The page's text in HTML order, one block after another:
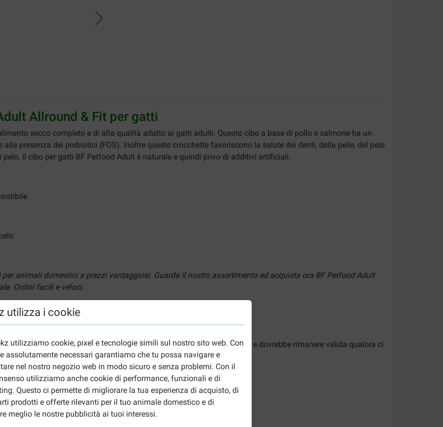
utilizza i cookie
utilizziamo cookie, pixel e tecnologie simili sul nostro sito web. Con
assolutamente necessari garantiamo che tu possa navigare e
nel nostro negozio web in modo sicuro e senza problemi. Con il
utilizziamo anche cookie di performance, funzionali e di
Questo ci permette di migliorare la tua esperienza di acquisto, di
prodotti e offerte rilevanti per il tuo animale domestico e di
meglio le nostre pubblicità ai tuoi interessi.
Allround & Fit per gatti
secco completo e di alta qualità adatto ai gatti adulti. Questo cibo a base di pollo e salmone ha un
presenza dei prebiotici (FOS). Inoltre queste crocchette favoriscono la salute dei denti, della pelle, del pelo
Il cibo per gatti BF Petfood Adult è naturale e quindi privo di additivi artificiali.
animali domestici a prezzi vantaggiosi. Guarda il nostro assortimento ed acquista ora BF Petfood Adult
Ordini facili e veloci.
Adult Allround & Fit per gatti
abbondante acqua fresca a disposizione.
bene la confezione. La data di scadenza si trova sulla confezione e dovrebbe rimanere valida qualora ci
Allround & Fit per gatti
(g)